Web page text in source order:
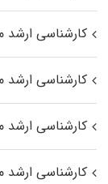
کارشناسی ارشد
کارشناسی ارشد
کارشناسی ارشد
کارشناسی ارشد